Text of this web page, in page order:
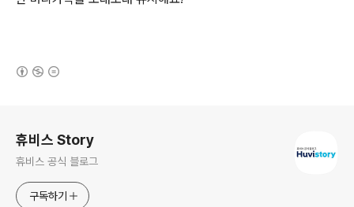
휴비스 Story
휴비스 공식 블로그
구독하기